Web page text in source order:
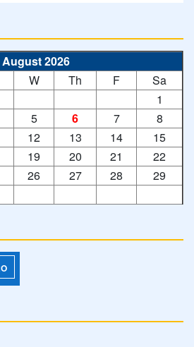
August 2026
W Th F
Sa
1
5 6 7
8
12 13 14
15
19 20 21
22
26 27 28
29